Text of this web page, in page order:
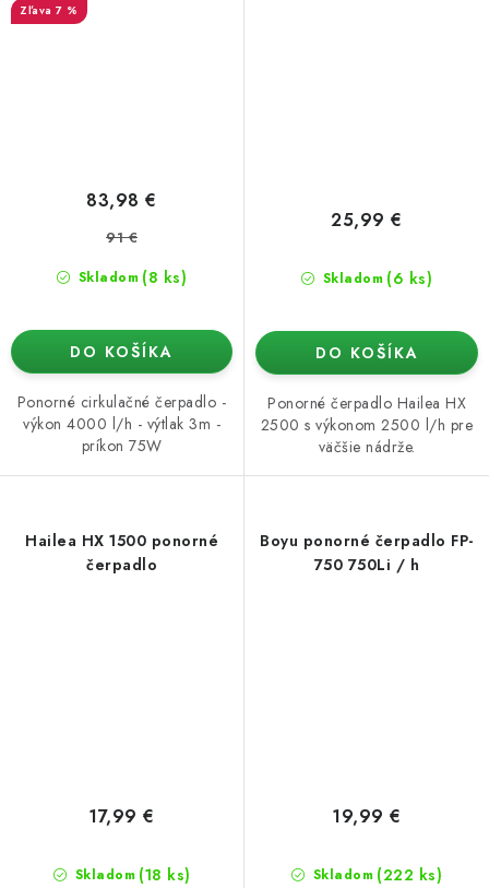
7 %
Skladom (8 ks)
83,98 €
91 €
DO KOŠÍKA
Ponorné cirkulačné čerpadlo -
výkon 4000 l/h - výtlak 3m -
príkon 75W
Skladom (6 ks)
25,99 €
DO KOŠÍKA
Ponorné čerpadlo Hailea HX
2500 s výkonom 2500 l/h pre
väčšie nádrže.
Hailea HX 1500 ponorné
čerpadlo
Skladom (18 ks)
17,99 €
Boyu ponorné čerpadlo FP-
750 750Li / h
Skladom (222 ks)
19,99 €